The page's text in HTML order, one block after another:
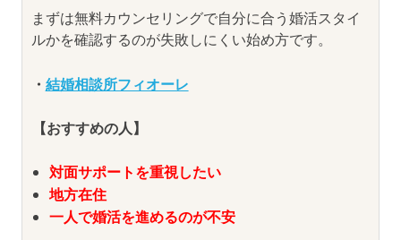
まずは無料カウンセリングで自分に合う婚活スタイ
ルかを確認するのが失敗しにくい始め方です。
・ 結婚相談所フィオーレ
【おすすめの人】
対面サポートを重視したい
地方在住
一人で婚活を進めるのが不安